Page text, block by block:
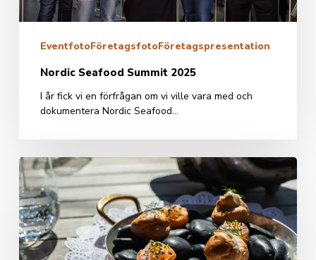
EventfotoFöretagsfotoFöretagspresentation
Nordic Seafood Summit 2025
I år fick vi en förfrågan om vi ville vara med och
dokumentera Nordic Seafood…
Sommarbilder
till
Sjömagasinet